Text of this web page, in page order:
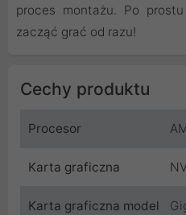
proces montażu. Po
zacząć grać od razu!
Cechy produktu
Procesor
Karta graficzna
Karta graficzna model